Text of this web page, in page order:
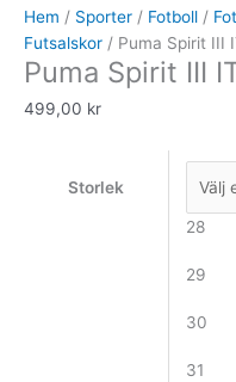
Hem / Sporter / Fotboll /
Futsalskor / Puma Spirit III
Puma Spirit III
499,00 kr
Storlek
28
29
30
31
III
IT
orange
svart